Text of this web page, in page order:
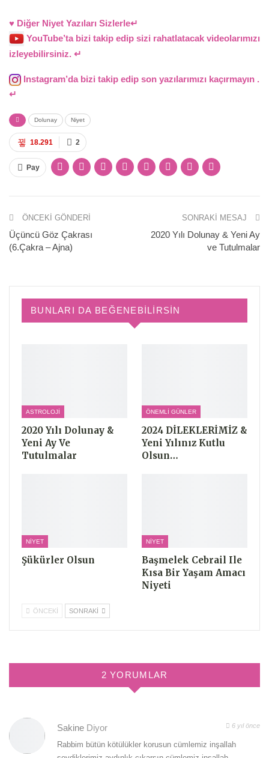
♥ Diğer Niyet Yazıları Sizlerle↵
YouTube’ta bizi takip edip sizi rahatlatacak videolarımızı
izleyebilirsiniz. ↵
Instagram’da bizi takip edip son yazılarımızı kaçırmayın .
↵
Dolunay Niyet
2
18.291
Pay
ÖNCEKI GÖNDERI
Üçüncü Göz Çakrası
(6.Çakra – Ajna)
SONRAKI MESAJ
2020 Yılı Dolunay & Yeni Ay
ve Tutulmalar
BUNLARI DA BEĞENEBILIRSIN
ASTROLOJI
2020 Yılı Dolunay &
Yeni Ay Ve
Tutulmalar
ÖNEMLI GÜNLER
2024 DİLEKLERİMİZ &
Yeni Yılınız Kutlu
Olsun…
NIYET
Şükürler Olsun
NIYET
Başmelek Cebrail Ile
Kısa Bir Yaşam Amacı
Niyeti
ÖNCEKI SONRAKI
2 YORUMLAR
Sakine Diyor 6 yıl önce
Rabbim bütün kötülükler korusun cümlemiz inşallah